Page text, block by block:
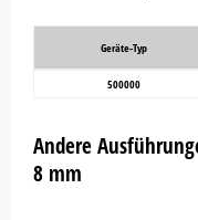
Geräte-Typ
500000
Andere
8 mm